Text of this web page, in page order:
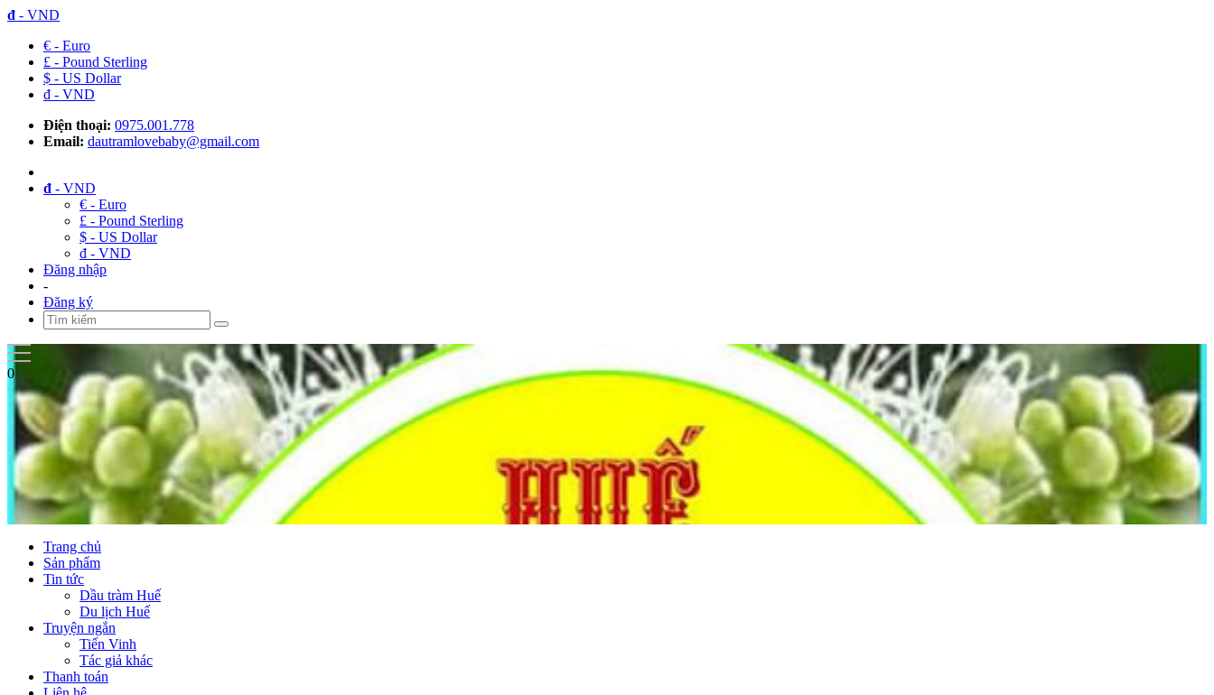
đ - VND
€ - Euro
£ - Pound Sterling
$ - US Dollar
đ - VND
Điện thoại: 0975.001.778
Email: dautramlovebaby@gmail.com
đ - VND
€ - Euro
£ - Pound Sterling
$ - US Dollar
đ - VND
Đăng nhập
-
Đăng ký
0
Trang chủ
Sản phẩm
Tin tức
Dầu tràm Huế
Du lịch Huế
Truyện ngắn
Tiến Vinh
Tác giả khác
Thanh toán